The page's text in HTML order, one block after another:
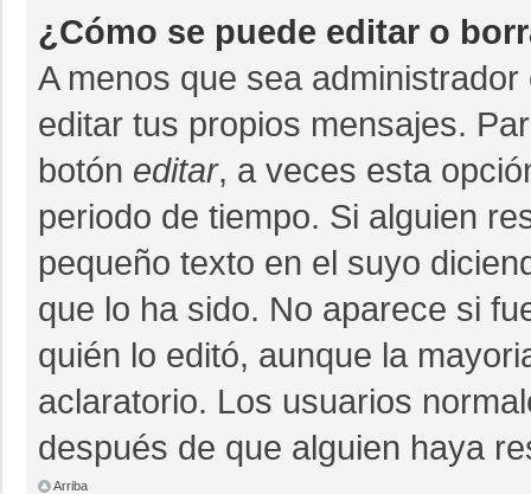
¿Cómo se puede editar o
A menos que sea
editar tus propios mensajes.
botón editar, a veces esta
periodo de tiempo. Si alguien
pequeño texto en el suyo
que lo ha sido. No aparece si
quién lo editó, aunque la
aclaratorio. Los usuarios
después de que alguien haya
Arriba